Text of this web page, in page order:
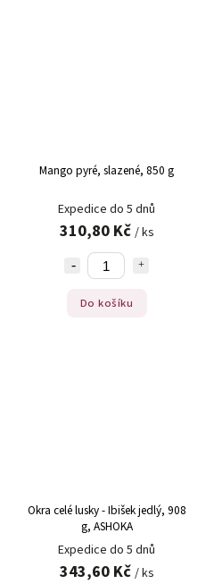
Mango pyré, slazené, 850 g
Expedice do 5 dnů
310,80 Kč / ks
Do košíku
Okra celé lusky - Ibišek jedlý, 908
g, ASHOKA
Expedice do 5 dnů
343,60 Kč / ks